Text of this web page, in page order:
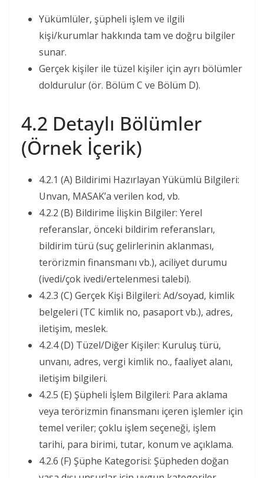
Yükümlüler, şüpheli işlem ve ilgili
kişi/kurumlar hakkında tam ve doğru bilgiler
sunar.
Gerçek kişiler ile tüzel kişiler için ayrı bölümler
doldurulur (ör. Bölüm C ve Bölüm D).
4.2 Detaylı Bölümler
(Örnek İçerik)
4.2.1 (A) Bildirimi Hazırlayan Yükümlü Bilgileri:
Unvan, MASAK’a verilen kod, vb.
4.2.2 (B) Bildirime İlişkin Bilgiler: Yerel
referanslar, önceki bildirim referansları,
bildirim türü (suç gelirlerinin aklanması,
terörizmin finansmanı vb.), aciliyet durumu
(ivedi/çok ivedi/ertelenmesi talebi).
4.2.3 (C) Gerçek Kişi Bilgileri: Ad/soyad, kimlik
belgeleri (TC kimlik no, pasaport vb.), adres,
iletişim, meslek.
4.2.4 (D) Tüzel/Diğer Kişiler: Kuruluş türü,
unvanı, adres, vergi kimlik no., faaliyet alanı,
iletişim bilgileri.
4.2.5 (E) Şüpheli İşlem Bilgileri: Para aklama
veya terörizmin finansmanı içeren işlemler için
temel veriler; çoklu işlem seçeneği, işlem
tarihi, para birimi, tutar, konum ve açıklama.
4.2.6 (F) Şüphe Kategorisi: Şüpheden doğan